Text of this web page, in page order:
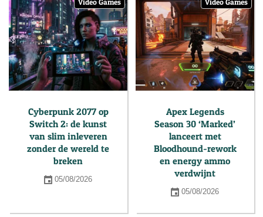
Video Games
Cyberpunk 2077 op
Switch 2: de kunst
van slim inleveren
zonder de wereld te
breken
05/08/2026
Video Games
Apex Legends
Season 30 ‘Marked’
lanceert met
Bloodhound-rework
en energy ammo
verdwijnt
05/08/2026